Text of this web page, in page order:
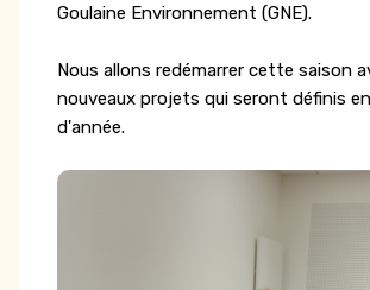
Goulaine Environnement (GNE).
Nous allons redémarrer cette saison
nouveaux projets qui seront définis
d'année.